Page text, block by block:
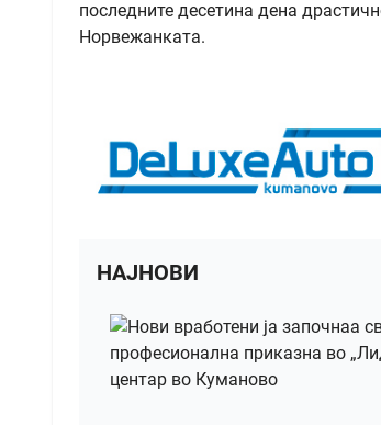
последните десетина дена
Норвежанката.
НАЈНОВИ